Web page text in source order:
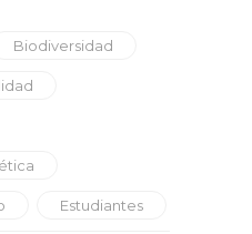
Biodiversidad
Estudiantes